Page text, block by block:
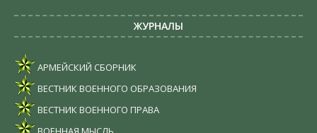
ЖУРНАЛЫ
АРМЕЙСКИЙ СБОРНИК
ВЕСТНИК ВОЕННОГО ОБРАЗОВАНИЯ
ВЕСТНИК ВОЕННОГО ПРАВА